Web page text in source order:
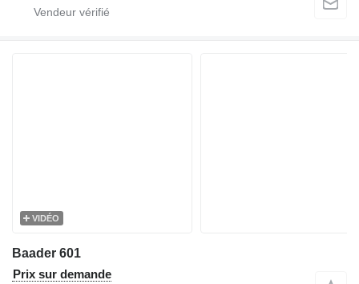
VIDÉO
Baader 601
Prix sur demande